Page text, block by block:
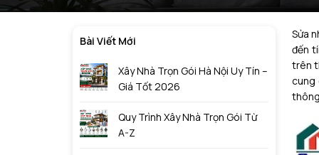
Bài Viết Mới
Xây Nhà Trọn Gói Hà Nội Uy Tín –
Giá Tốt 2026
Quy Trình Xây Nhà Trọn Gói Từ
A-Z
Sửa
đến
trên
cung